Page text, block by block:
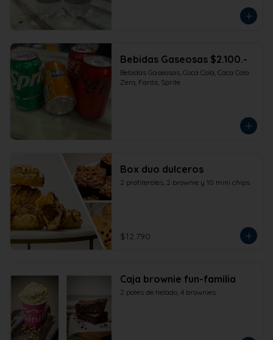
Bebidas Gaseosas $2.100.-
Bebidas Gaseosas, Coca Cola, Coca Cola
Zero, Fanta, Sprite
Box duo dulceros
2 profiteroles, 2 brownie y 10 mini chips
$12.790
Caja brownie fun-familia
2 potes de helado, 4 brownies